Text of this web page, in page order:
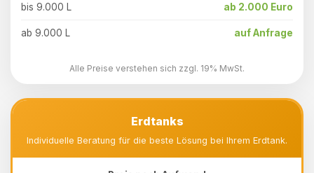
bis 9.000 L ab 2.000 Euro
ab 9.000 L auf Anfrage
Alle Preise verstehen sich zzgl. 19% MwSt.
Erdtanks
Individuelle Beratung für die beste Lösung bei Ihrem Erdtank.